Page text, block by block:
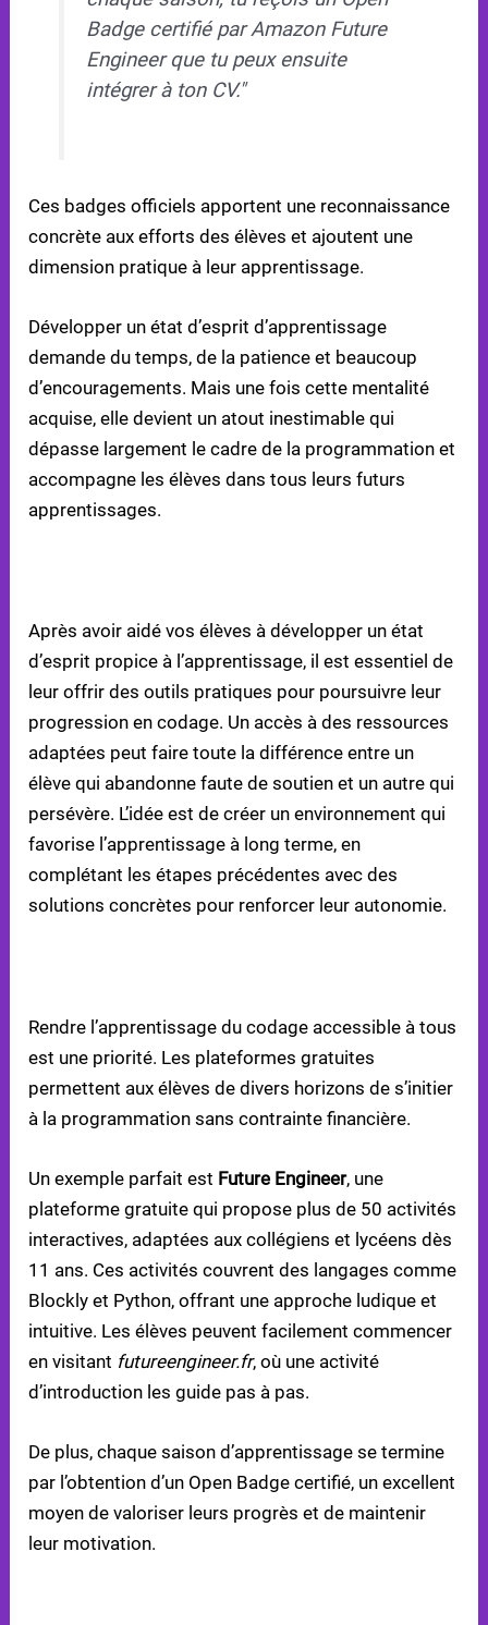
Badge certifié par Amazon Future
Engineer que tu peux ensuite
intégrer à ton CV."
Ces badges officiels apportent une reconnaissance
concrète aux efforts des élèves et ajoutent une
dimension pratique à leur apprentissage.
Développer un état d’esprit d’apprentissage
demande du temps, de la patience et beaucoup
d’encouragements. Mais une fois cette mentalité
acquise, elle devient un atout inestimable qui
dépasse largement le cadre de la programmation et
accompagne les élèves dans tous leurs futurs
apprentissages.
Après avoir aidé vos élèves à développer un état
d’esprit propice à l’apprentissage, il est essentiel de
leur offrir des outils pratiques pour poursuivre leur
progression en codage. Un accès à des ressources
adaptées peut faire toute la différence entre un
élève qui abandonne faute de soutien et un autre qui
persévère. L’idée est de créer un environnement qui
favorise l’apprentissage à long terme, en
complétant les étapes précédentes avec des
solutions concrètes pour renforcer leur autonomie.
Rendre l’apprentissage du codage accessible à tous
est une priorité. Les plateformes gratuites
permettent aux élèves de divers horizons de s’initier
à la programmation sans contrainte financière.
Un exemple parfait est Future Engineer, une
plateforme gratuite qui propose plus de 50 activités
interactives, adaptées aux collégiens et lycéens dès
11 ans. Ces activités couvrent des langages comme
Blockly et Python, offrant une approche ludique et
intuitive. Les élèves peuvent facilement commencer
en visitant futureengineer.fr, où une activité
d’introduction les guide pas à pas.
De plus, chaque saison d’apprentissage se termine
par l’obtention d’un Open Badge certifié, un excellent
moyen de valoriser leurs progrès et de maintenir
leur motivation.